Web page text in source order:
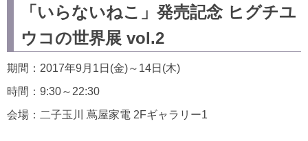
「いらないねこ」発売記念 ヒグチユ
ウコの世界展 vol.2
期間：2017年9月1日(金)～14日(木)
時間：9:30～22:30
会場：二子玉川 蔦屋家電 2Fギャラリー1